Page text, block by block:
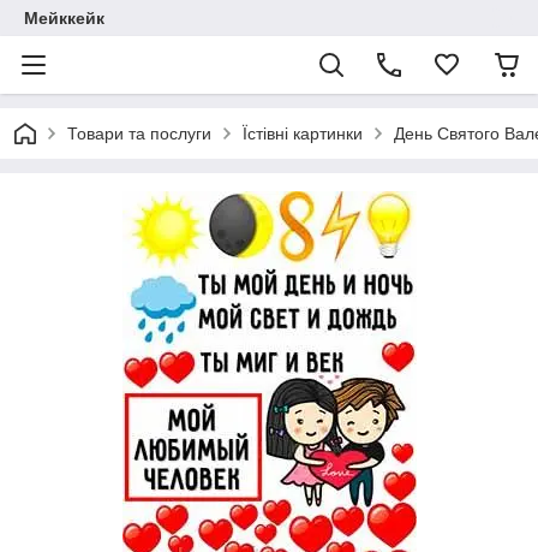
Мейккейк
Товари та послуги Їстівні картинки День Святого